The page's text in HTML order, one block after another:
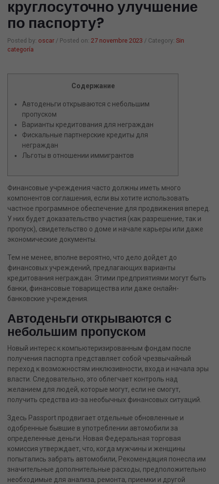
Gorres i capells
Manuelles
Papereria
Estiu platja
Barques Inflables
Pilotes de Platja
Inflable
Jocs
Tovalloles
Ponxos
Diversos
El meu compte
круглосуточно улучшение
по паспорту?
Posted by: oscar / Posted on: 27 novembre 2023 / Category: Sin
categoría
Содержание
Автоденьги открываются с небольшим
пропуском
Варианты кредитования для неграждан
Фискальные партнерские кредиты для
неграждан
Льготы в отношении иммигрантов
Финансовые учреждения часто должны иметь много
компонентов соглашения, если вы хотите использовать
частное программное обеспечение для продвижения вперед.
У них будет доказательство участия (как разрешение, так и
пропуск), свидетельство о доме и начале карьеры или даже
экономические документы.
Тем не менее, вполне вероятно, что дело дойдет до
финансовых учреждений, предлагающих варианты
кредитования неграждан. Этими предприятиями могут быть
банки, финансовые товарищества или даже онлайн-
банковские учреждения.
Автоденьги открываются с
небольшим пропуском
Новый интерес к компьютеризированным фондам после
получения паспорта представляет собой чрезвычайный
переход к возможностям инклюзивности, входа и начала эры
власти. Следовательно, это облегчает контроль над
желанием для людей, которые могут, если не смогут,
получить средства из-за необычных финансовых ситуаций.
Здесь Passport продвигает отдельные обновленные и
одобренные бывшие в употреблении автомобили за
определенные деньги. Новая Федеральная торговая
комиссия утверждает, что, когда мужчины и женщины
попытались забрать автомобили, Рекомендация понесла им
значительные дополнительные расходы, предположительно
необходимые для анализа, ремонта, приемки и другой